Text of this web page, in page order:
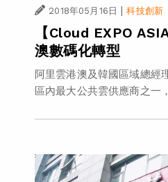
2018年05月16日 | 科技創新
【Cloud EXPO
澳數碼化轉型
阿里雲港澳及韓國區域總經
區內最大公共雲供應商之一